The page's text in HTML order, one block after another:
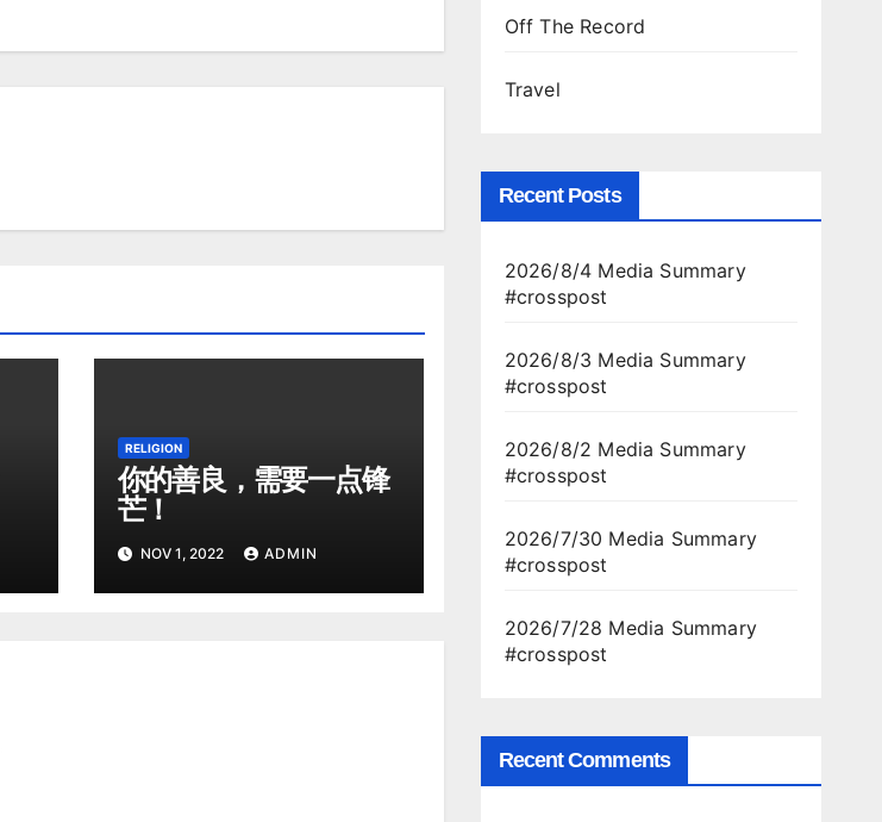
RELIGION
你的善良，需要一点锋
芒！
NOV 1, 2022 ADMIN
Off The Record
Travel
Recent Posts
2026/8/4 Media Summary
#crosspost
2026/8/3 Media Summary
#crosspost
2026/8/2 Media Summary
#crosspost
2026/7/30 Media Summary
#crosspost
2026/7/28 Media Summary
#crosspost
Recent Comments